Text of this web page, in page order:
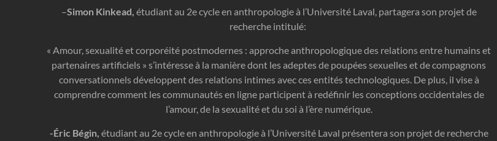
–Simon Kinkead, étudiant au 2e cycle en anthropologie à l’Université Laval, partagera son projet de
recherche intitulé:
« Amour, sexualité et corporéité postmodernes : approche anthropologique des relations entre humains et
partenaires artificiels » s’intéresse à la manière dont les adeptes de poupées sexuelles et de compagnons
conversationnels développent des relations intimes avec ces entités technologiques. De plus, il vise à
comprendre comment les communautés en ligne participent à redéfinir les conceptions occidentales de
l’amour, de la sexualité et du soi à l’ère numérique.
-Éric Bégin, étudiant au 2e cycle en anthropologie à l’Université Laval présentera son projet de recherche